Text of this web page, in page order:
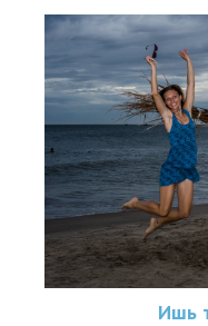
Ишь